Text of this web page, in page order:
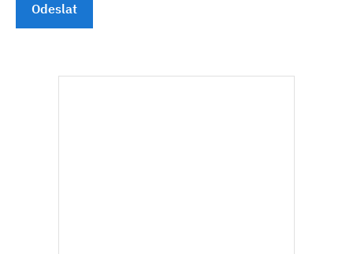
Odeslat